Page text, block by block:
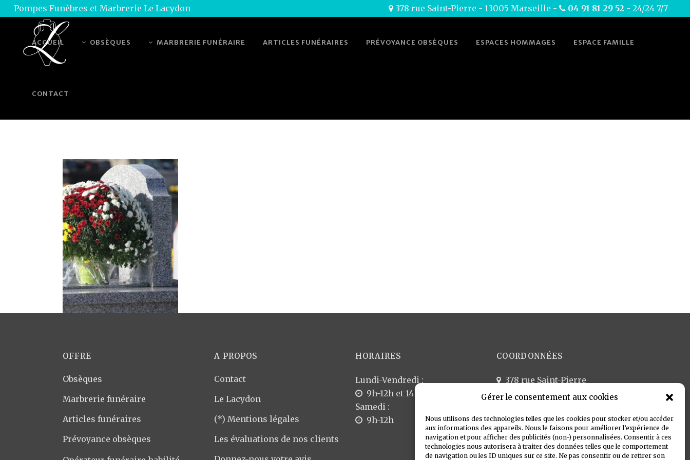
Gérer le consentement aux cookies
Nous utilisons des technologies telles que les cookies pour stocker et/ou accéder
aux informations des appareils. Nous le faisons pour améliorer l’expérience de
navigation et pour afficher des publicités (non-) personnalisées. Consentir à ces
technologies nous autorisera à traiter des données telles que le comportement
de navigation ou les ID uniques sur ce site. Ne pas consentir ou de retirer son
Pompes Funèbres et Marbrerie Le Lacydon 378 rue Saint-Pierre - 13005 Marseille - 04 91 81 29 52 - 24/24 7/7
ACCUEIL OBSÈQUES MARBRERIE FUNÉRAIRE ARTICLES FUNÉRAIRES PRÉVOYANCE OBSÈQUES ESPACES HOMMAGES ESPACE FAMILLE
CONTACTEXHUMATION VERTICAL
OFFRE
Obsèques
Marbrerie funéraire
Articles funéraires
Prévoyance obsèques
A PROPOS
Contact
Le Lacydon
(*) Mentions légales
Les évaluations de nos clients
HORAIRES
Lundi-Vendredi :
9h-12h et 14h-18h
Samedi :
9h-12h
COORDONNÉES
378 rue Saint-Pierre
13005 Marseille
pflacydon@gmail.com